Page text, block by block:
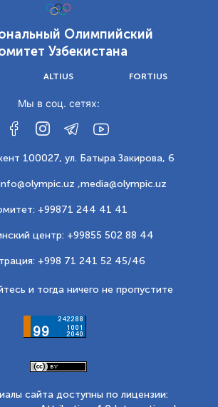
Олимпийский
Узбекистана
ALTIUS FORTIUS
Мы в соц. сетях:
100027, ул. Батыра Закирова, 6
,media@olympic.uz
+99871 244 41 41
центр: +99855 502 88 44
+998 71 241 52 45/46
и тогда ничего не пропустите
сайта доступны по лицензии: